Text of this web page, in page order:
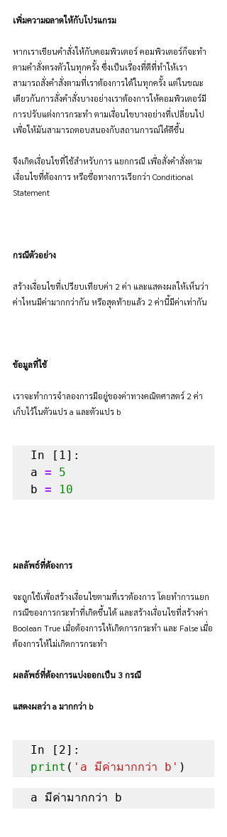
เพิ่มความฉลาดให้กับโปรแกรม
หากเราเขียนคำสั่งให้กับคอมพิวเตอร์ คอมพิวเตอร์ก็จะทำ
ตามคำสั่งตรงตัวในทุกครั้ง ซึ่งเป็นเรื่องที่ดีที่ทำให้เรา
สามารถสั่งคำสั่งตามที่เราต้องการได้ในทุกครั้ง แต่ในขณะ
เดียวกันการสั่งคำสั่งบางอย่างเราต้องการให้คอมพิวเตอร์มี
การปรับแต่งการกระทำ ตามเงื่อนไขบางอย่างที่เปลี่ยนไป
เพื่อให้มันสามารถตอบสนองกับสถานการณ์ได้ดีขึ้น
จึงเกิดเงื่อนไขที่ใช้สำหรับการ แยกกรณี เพื่อสั่งคำสั่งตาม
เงื่อนไขที่ต้องการ หรือชื่อทางการเรียกว่า Conditional
Statement
กรณีตัวอย่าง
สร้างเงื่อนไขที่เปรียบเทียบค่า 2 ค่า และแสดงผลให้เห็นว่า
ค่าไหนมีค่ามากกว่ากัน หรือสุดท้ายแล้ว 2 ค่านี้มีค่าเท่ากัน
ข้อมูลที่ใช้
เราจะทำการจำลองการมีอยู่ของค่าทางคณิตศาสตร์ 2 ค่า
เก็บไว้ในตัวแปร a และตัวแปร b
In [1]:
a =
5
b = 10
ผลลัพธ์ที่ต้องการ
จะถูกใช้เพื่อสร้างเงื่อนไขตามที่เราต้องการ โดยทำการแยก
กรณีของการกระทำที่เกิดขึ้นได้ และสร้างเงื่อนไขที่สร้างค่า
Boolean True เมื่อต้องการให้เกิดการกระทำ และ False เมื่อ
ต้องการให้ไม่เกิดการกระทำ
ผลลัพธ์ที่ต้องการแบ่งออกเป็น 3 กรณี
แสดงผลว่า a มากกว่า b
print ( 'a มีค่ามากกว่า b' )
a มีค่ามากกว่า b